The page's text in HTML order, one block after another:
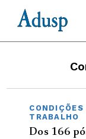
CONDIÇÕES
TRABALHO
Dos 166